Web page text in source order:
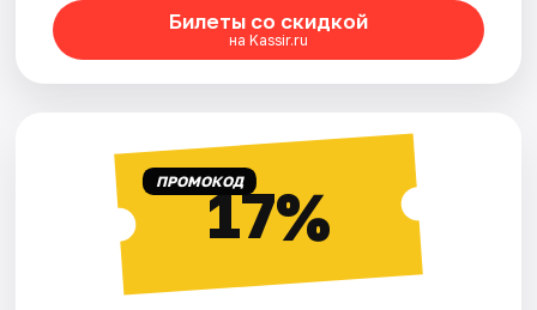
Билеты со скидкой
на Kassir.ru
ПРОМОКОД17%